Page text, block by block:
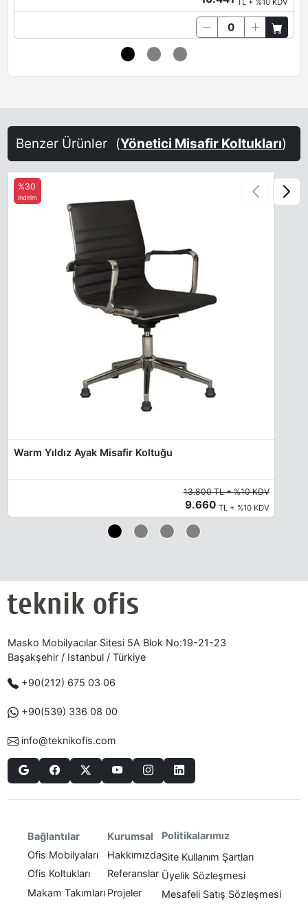
TL + %10 KDV
Benzer Ürünler (Yönetici Misafir Koltukları)
Warm Yıldız Ayak Misafir Koltuğu
%30
indirim
13.800 TL + %10 KDV
9.660 TL + %10 KDV
Masko Mobilyacılar Sitesi 5A Blok No:19-21-23
Başakşehir / Istanbul / Türkiye
+90(212) 675 03 06
+90(539) 336 08 00
info@teknikofis.com
Bağlantılar
Ofis Mobilyaları
Ofis Koltukları
Makam Takımları
Kurumsal
Hakkımızda
Referanslar
Projeler
Politikalarımız
Site Kullanım Şartları
Üyelik Sözleşmesi
Mesafeli Satış Sözleşmesi